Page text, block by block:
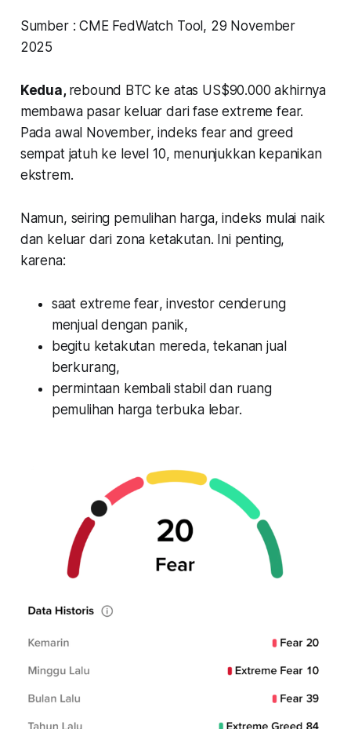
Sumber : CME FedWatch Tool, 29 November
2025
Kedua, rebound BTC ke atas US$90.000 akhirnya
membawa pasar keluar dari fase extreme fear.
Pada awal November, indeks fear and greed
sempat jatuh ke level 10, menunjukkan kepanikan
ekstrem.
Namun, seiring pemulihan harga, indeks mulai naik
dan keluar dari zona ketakutan. Ini penting,
karena:
saat extreme fear, investor cenderung
menjual dengan panik,
begitu ketakutan mereda, tekanan jual
berkurang,
permintaan kembali stabil dan ruang
pemulihan harga terbuka lebar.